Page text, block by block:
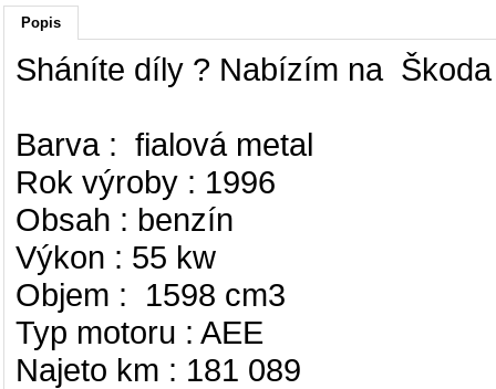
Popis
Sháníte díly ? Nabízím na
Barva : fialová metal
Rok výroby : 1996
Obsah : benzín
Výkon : 55 kw
Objem : 1598 cm3
Typ motoru : AEE
Najeto km : 181 089